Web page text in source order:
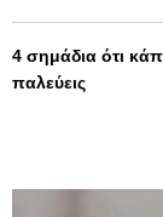
4 σημάδια ότι
παλεύεις